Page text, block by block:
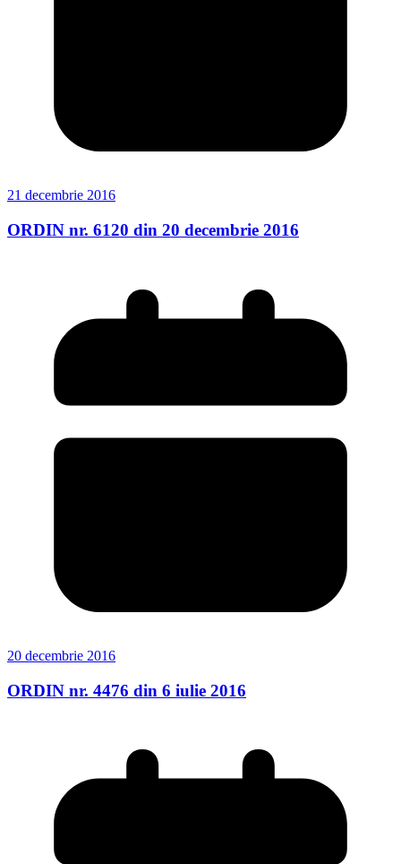
21 decembrie 2016
ORDIN nr. 6120 din 20 decembrie 2016
20 decembrie 2016
ORDIN nr. 4476 din 6 iulie 2016